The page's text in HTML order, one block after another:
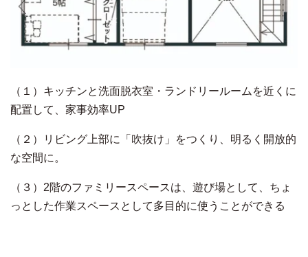
（１）キッチンと洗面脱衣室・ランドリールームを近くに
配置して、家事効率UP
（２）リビング上部に「吹抜け」をつくり、明るく開放的
な空間に。
（３）2階のファミリースペースは、遊び場として、ちょ
っとした作業スペースとして多目的に使うことができる